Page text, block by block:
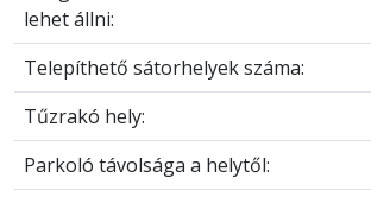
lehet állni:
Telepíthető sátorhelyek száma:
Tűzrakó hely:
Parkoló távolsága a helytől: